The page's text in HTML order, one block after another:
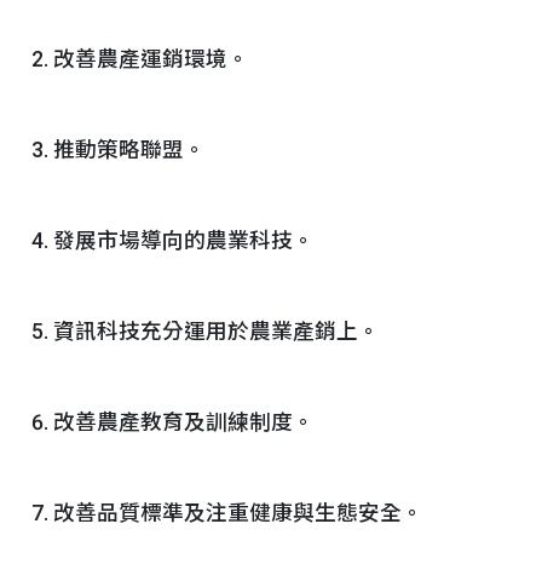
改善農產運銷環境。
推動策略聯盟。
發展市場導向的農業科技。
資訊科技充分運用於農業產銷上。
改善農產教育及訓練制度。
改善品質標準及注重健康與生態安全。